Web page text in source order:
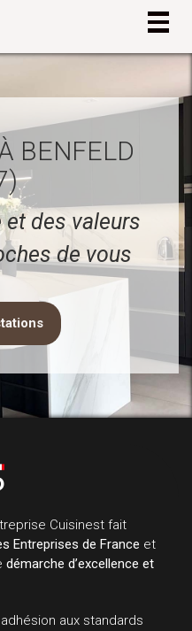
BENFELD
des valeurs
de vous
Cuisinest fait
Entreprises de France et
démarche d’excellence et
aux standards